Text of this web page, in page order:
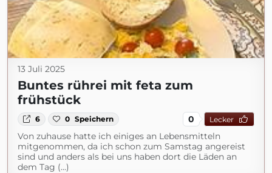
13 Juli 2025
Buntes rührei mit feta zum
frühstück
6 0 Speichern 0 Lecker
Von zuhause hatte ich einiges an Lebensmitteln
mitgenommen, da ich schon zum Samstag angereist
sind und anders als bei uns haben dort die Läden an
dem Tag (...)